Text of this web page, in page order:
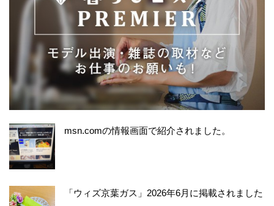
msn.comの情報画面で紹介されました。
「ウィズ京葉ガス」2026年6月に掲載されました